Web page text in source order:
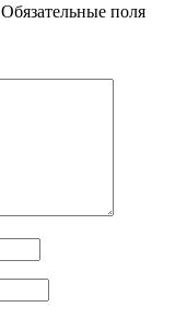
Обязательные поля